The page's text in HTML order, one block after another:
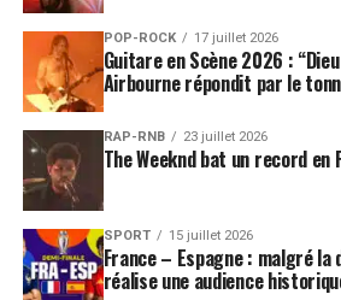
POP-ROCK 17 juillet 2026
Guitare en Scène 2026 :
Airbourne répondit par le
RAP-RNB 23 juillet 2026
The Weeknd bat un record en
SPORT 15 juillet 2026
France – Espagne : malgré
réalise une audience